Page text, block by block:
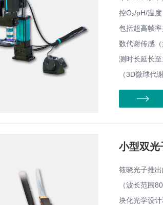
控O₂/pH/温
包括超高帧
数代谢传感
测时长延长
（3D微球代
小型双光
筱晓光子推
（波长范围
块化光学设